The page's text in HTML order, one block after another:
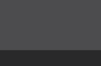
dass Cookies